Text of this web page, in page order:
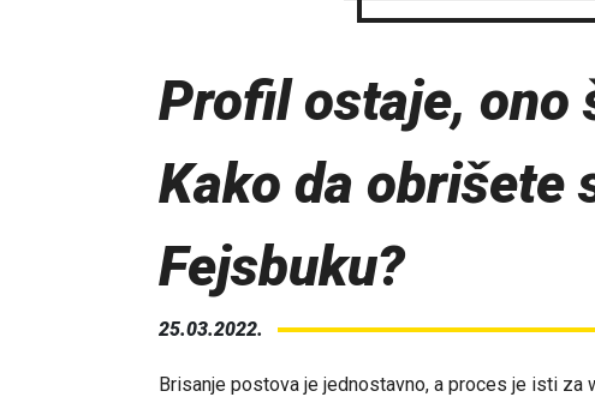
Profil ostaje, ono
Kako da obrišete
Fejsbuku?
25.03.2022.
Brisanje postova je jednostavno, a proces je isti za